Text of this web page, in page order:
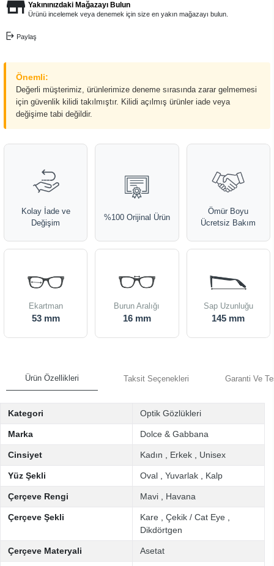
Yakınınızdaki Mağazayı Bulun
Ürünü incelemek veya denemek için size en yakın mağazayı bulun.
Paylaş
Önemli:
Değerli müşterimiz, ürünlerimize deneme sırasında zarar gelmemesi
için güvenlik kilidi takılmıştır. Kilidi açılmış ürünler iade veya
değişime tabi değildir.
Kolay İade ve
Değişim
%100 Orijinal Ürün
Ömür Boyu
Ücretsiz Bakım
Ekartman
53 mm
Burun Aralığı
16 mm
Sap Uzunluğu
145 mm
Ürün Özellikleri Taksit Seçenekleri Garanti Ve
Kategori Optik Gözlükleri
Marka Dolce & Gabbana
Cinsiyet Kadın Erkek Unisex
Yüz Şekli Oval Yuvarlak Kalp
Çerçeve Rengi Mavi Havana
Çerçeve Şekli Kare Çekik / Cat Eye
Dikdörtgen
Çerçeve Materyali Asetat